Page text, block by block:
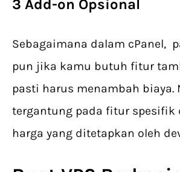
3 Add-on Opsional
Sebagaimana dalam cPanel,
pun jika kamu butuh fitur
pasti harus menambah biaya.
tergantung pada fitur spesifik
harga yang ditetapkan oleh